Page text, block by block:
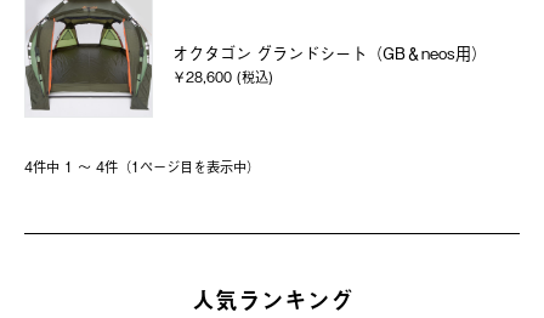
オクタゴン グランドシート（GB＆neos用）
￥28,600 (税込)
4件中 1 〜 4件（1ページ⽬を表⽰中）
人気ランキング